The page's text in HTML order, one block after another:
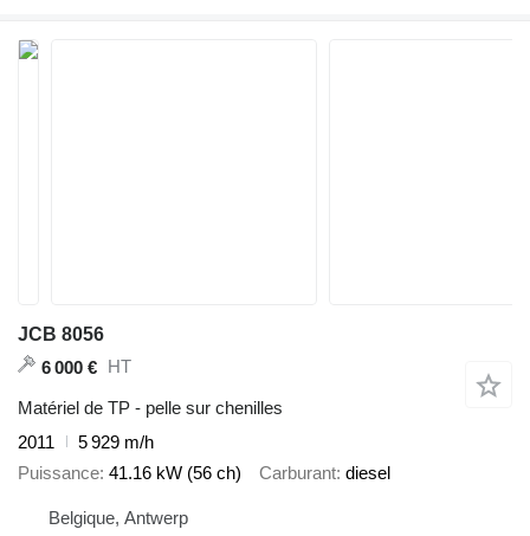
JCB 8056
6 000 € HT
Matériel de TP - pelle sur chenilles
2011
5 929 m/h
Puissance 41.16 kW (56 ch) Carburant diesel
Belgique, Antwerp